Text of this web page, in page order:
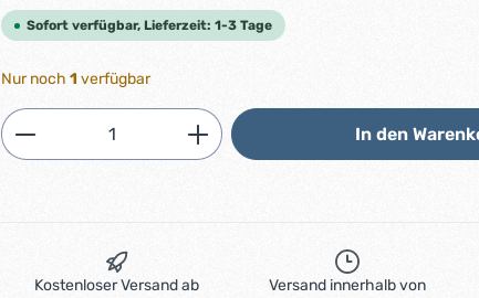
Sofort verfügbar, Lieferzeit: 1-3 Tage
Nur noch1 verfügbar
Produkt Anzahl: Gib den In den
Kostenloser Versand ab
Versand innerhalb von